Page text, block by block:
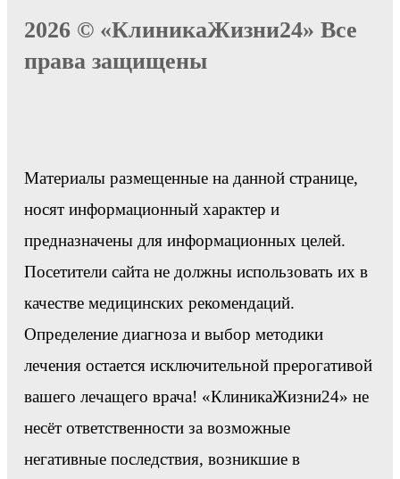
2026 © «КлиникаЖизни24» Все
права защищены
Материалы размещенные на данной странице,
носят информационный характер и
предназначены для информационных целей.
Посетители сайта не должны использовать их в
качестве медицинских рекомендаций.
Определение диагноза и выбор методики
лечения остается исключительной прерогативой
вашего лечащего врача! «КлиникаЖизни24» не
несёт ответственности за возможные
негативные последствия, возникшие в